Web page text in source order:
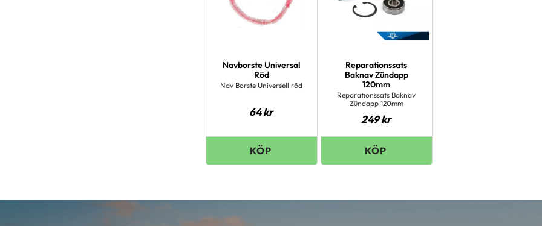
Navborste Universal
Röd
Nav Borste Universell röd
64kr
Reparationssats
Baknav Zündapp
120mm
Reparationssats Baknav
Zündapp 120mm
249kr